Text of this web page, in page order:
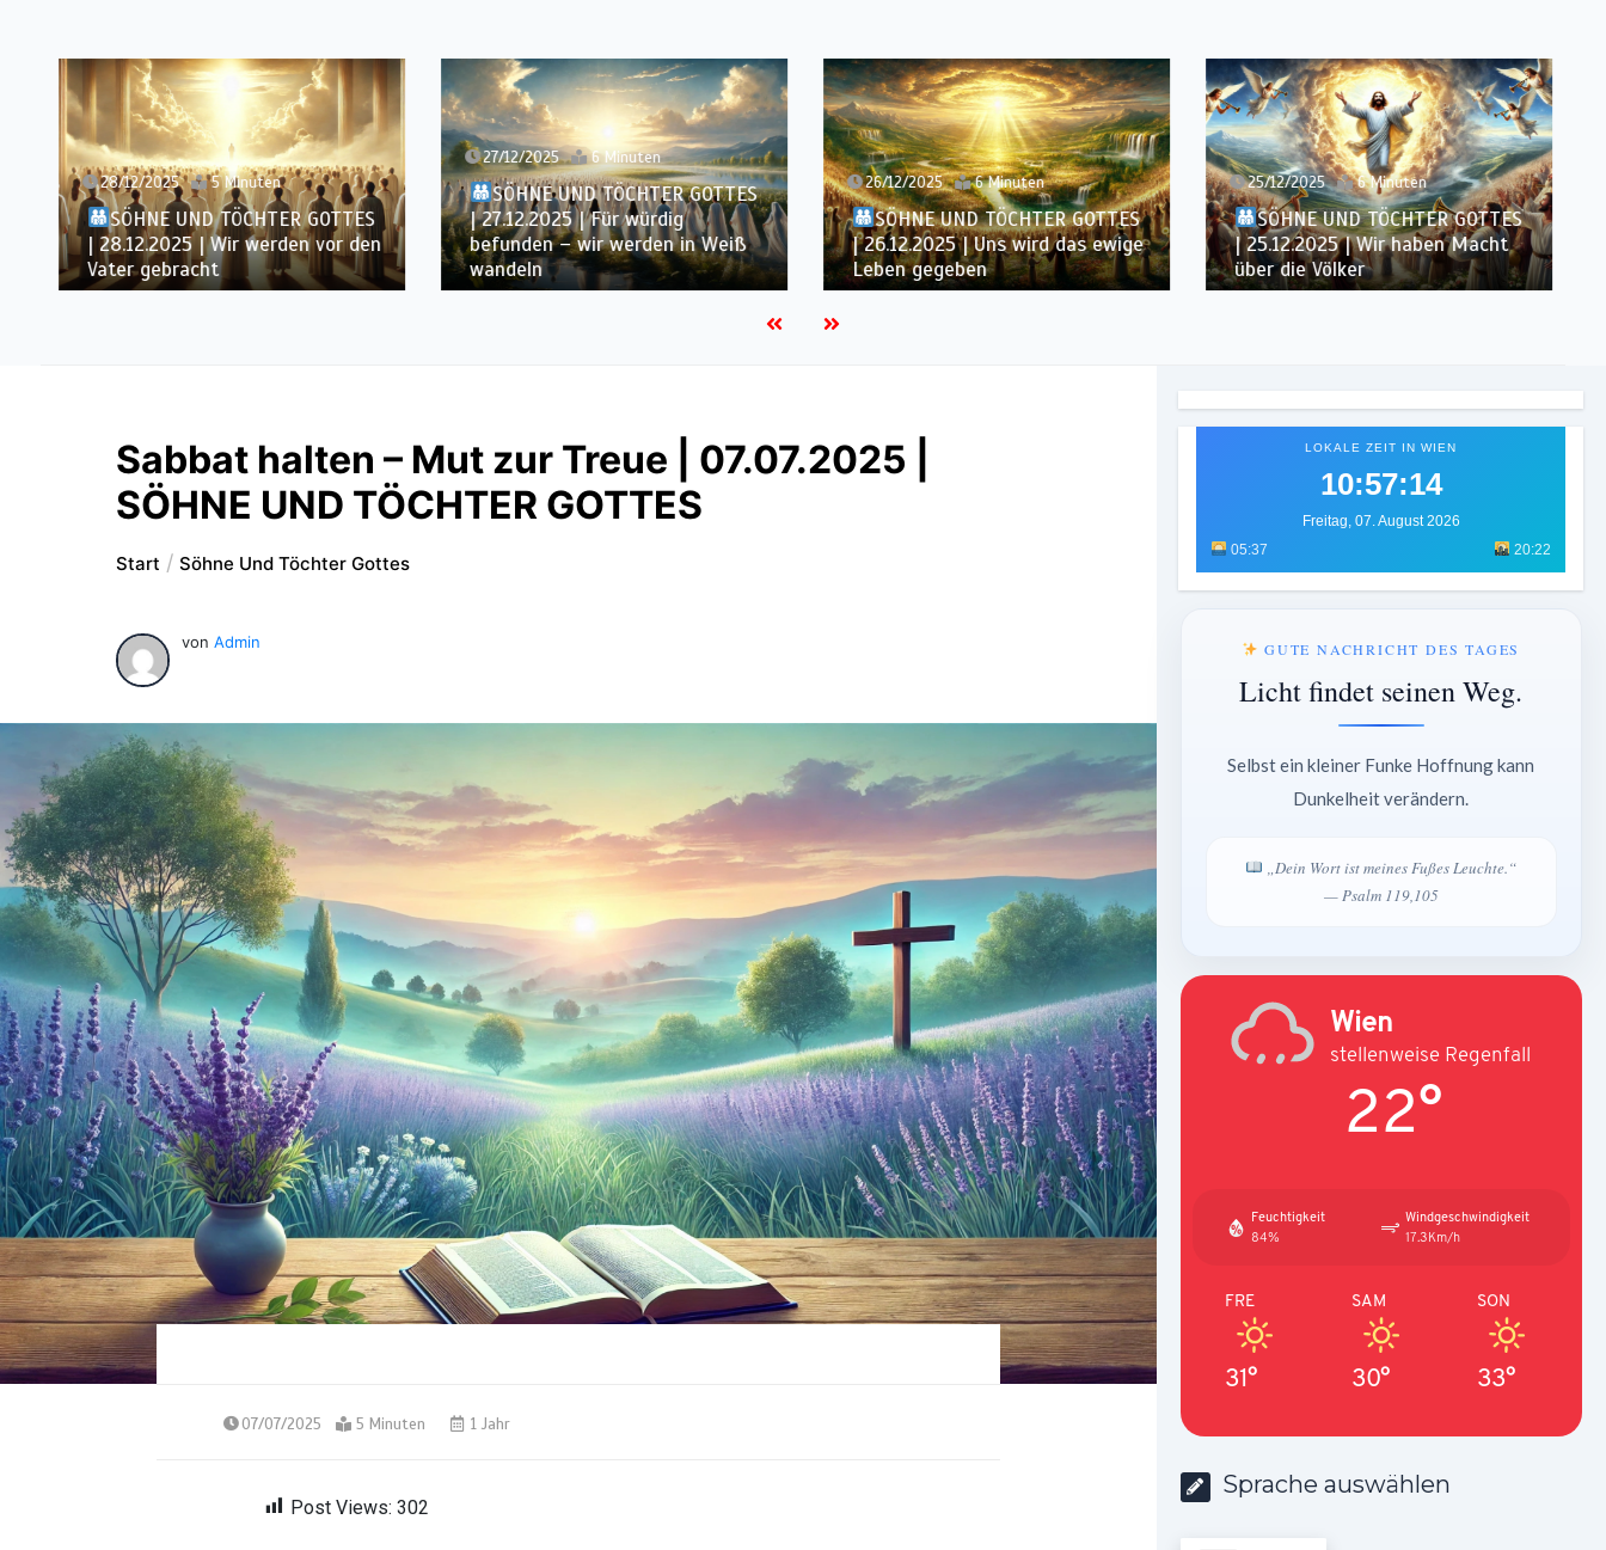
28/12/2025 5 Minuten
SÖHNE UND TÖCHTER GOTTES
| 28.12.2025 | Wir werden vor den
Vater gebracht
27/12/2025 6 Minuten
SÖHNE UND TÖCHTER GOTTES
| 27.12.2025 | Für würdig
befunden – wir werden in Weiß
wandeln
26/12/2025 6 Minuten
SÖHNE UND TÖCHTER GOTTES
| 26.12.2025 | Uns wird das ewige
Leben gegeben
25/12/2025 6 Minuten
SÖHNE UND TÖCHTER GOTTES
| 25.12.2025 | Wir haben Macht
über die Völker
Sabbat halten – Mut zur Treue | 07.07.2025 |
SÖHNE UND TÖCHTER GOTTES
Start Söhne Und Töchter Gottes
von Admin
07/07/2025 5 Minuten 1 Jahr
Post Views: 302
LOKALE ZEIT IN WIEN
10:57:16
Freitag, 07. August 2026
05:37
20:22
GUTE NACHRICHT DES TAGES
Licht findet seinen Weg.
Selbst ein kleiner Funke Hoffnung kann
Dunkelheit verändern.
„Dein Wort ist meines Fußes Leuchte.“
— Psalm 119,105
Wien
stellenweise Regenfall
22°
Feuchtigkeit
84%
Windgeschwindigkeit
17.3Km/h
FRE
31°
SAM
30°
SON
33°
Sprache auswählen